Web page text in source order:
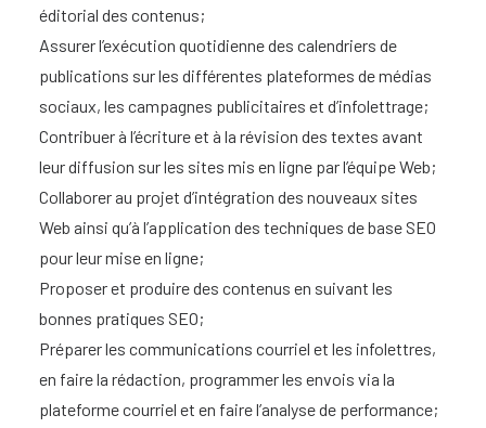
éditorial des contenus;
Assurer l’exécution quotidienne des calendriers de
publications sur les différentes plateformes de médias
sociaux, les campagnes publicitaires et d’infolettrage;
Contribuer à l’écriture et à la révision des textes avant
leur diffusion sur les sites mis en ligne par l’équipe Web;
Collaborer au projet d’intégration des nouveaux sites
Web ainsi qu’à l’application des techniques de base SEO
pour leur mise en ligne;
Proposer et produire des contenus en suivant les
bonnes pratiques SEO;
Préparer les communications courriel et les infolettres,
en faire la rédaction, programmer les envois via la
plateforme courriel et en faire l’analyse de performance;